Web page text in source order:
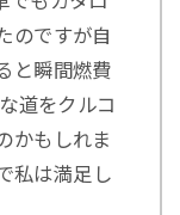
のですが自
と瞬間燃費
道をクルコ
かもしれま
私は満足し